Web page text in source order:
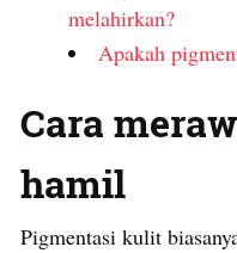
melahirkan?
Apakah
Cara
hamil
Pigmentasi kulit